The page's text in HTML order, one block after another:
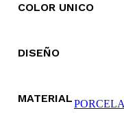
COLOR UNICO
DISEÑO
MATERIAL